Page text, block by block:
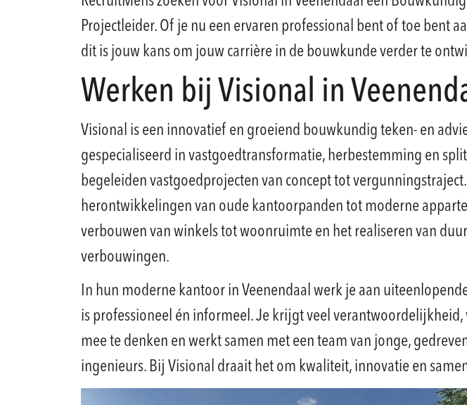
Projectleider. Of je nu een ervaren professional bent of toe bent
dit is jouw kans om jouw carrière in de bouwkunde verder te
Werken bij Visional in
Visional is een innovatief en groeiend bouwkundig teken- en
gespecialiseerd in vastgoedtransformatie, herbestemming en
begeleiden vastgoedprojecten van concept tot
herontwikkelingen van oude kantoorpanden tot moderne
verbouwen van winkels tot woonruimte en het realiseren van
verbouwingen.
In hun moderne kantoor in Veenendaal werk je aan
is professioneel én informeel. Je krijgt veel
mee te denken en werkt samen met een team van jonge,
ingenieurs. Bij Visional draait het om kwaliteit, innovatie en